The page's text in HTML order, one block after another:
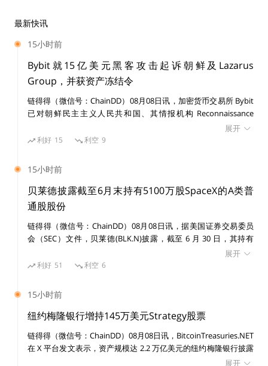
因为这句话依然
描述的领域没有特别精确的定义，甚至还有很大重合、歧
义。
比如，音乐完全以比特形式存储，所以音乐的资产化是数
字的资产化吗？可是我们早已经承认音乐是一种资产，并
有非常完善的一套体系，难道它不算资产的数字化么？
我意识到关于新世界和旧世界，
能够泾渭分明而不是模棱两可。
所以，我们暂且将这个问题放一放，先来从源头看看为什
么区块链出现后，大家会提出“新世界”这个概念。
第二个问题， 区块链到底改变了什么？
当我们在思考区块链改变了什么之前，我们先来思考下区
块链对比互联网世界（区块链出现之前的互联网世界），
最新快讯
15小时前
Bybit就15亿美元黑客攻击起诉朝鲜及Lazarus
Group，并获资产冻结令
链得得（微信号：ChainDD）08月08日讯，加密货币交易所 Bybit
已对朝鲜民主主义人民共和国、其情报机构 Reconnaissance
General Bureau（RGB）及受国家制裁的黑客组织 Lazarus Group
提起民事诉讼，涉及一宗价值 15 亿美元的黑客攻击事件。 美国联
识别资产。
展开
利好 15 利空 9
15小时前
贝莱德披露截至6月末持有5100万股SpaceX的A类普
通股股份
链得得（微信号：ChainDD）08月08日讯，据美国证券交易委员
会（SEC）文件，贝莱德(BLK.N)披露，截至 6 月 30 日，其持有
展开
利好 51 利空 6
15小时前
纽约梅隆银行增持145万美元Strategy股票
链得得（微信号：ChainDD）08月08日讯，BitcoinTreasuries.NET
在 X 平台发文表示，资产规模达 2.2 万亿美元的纽约梅隆银行披露
增持 14,630 股 Strategy 股票，价值 145 万美元。目前其持有
展开